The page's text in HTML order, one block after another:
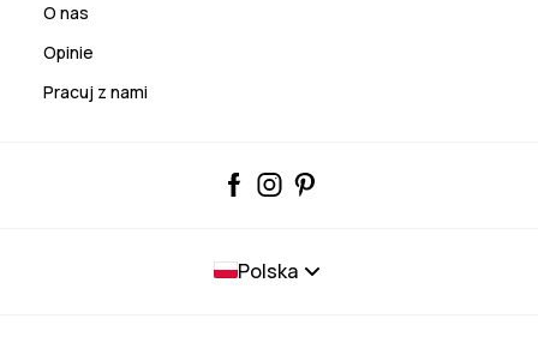
O nas
Opinie
Pracuj z nami
Polska